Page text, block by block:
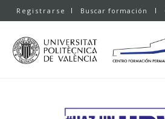
Registrarse Buscar formación